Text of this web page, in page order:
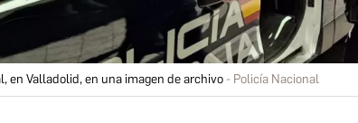
en Valladolid, en una imagen de archivo Policía Nacional